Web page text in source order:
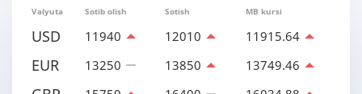
Valyuta Sotib olish Sotish MB kursi
USD 11940 12010 11915.64
EUR 13250 13850 13749.46